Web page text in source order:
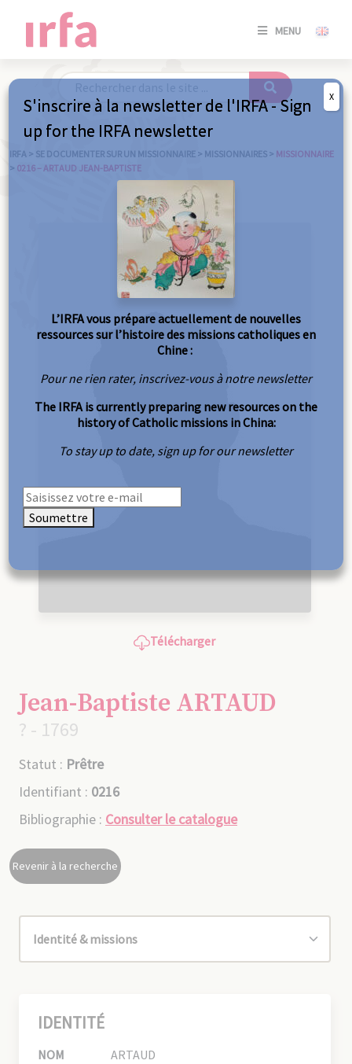
MENU
SE
/
IRFA > SE DOCUMENTER SUR UN MISSIONNAIRE > MISSIONNAIRES > MISSIONNAIRE
> 0216 – ARTAUD JEAN-BAPTISTE
Télécharger
Jean-Baptiste ARTAUD
? - 1769
Statut : Prêtre
Identifiant : 0216
Bibliographie : Consulter le catalogue
Revenir à la recherche
IDENTITÉ
NOM
ARTAUD
S'inscrire à la newsletter de l'IRFA - Sign
up for the IRFA newsletter
L’IRFA vous prépare actuellement de nouvelles
ressources sur l’histoire des missions catholiques en
Chine :
Pour ne rien rater, inscrivez-vous à notre newsletter
The IRFA is currently preparing new resources on the
history of Catholic missions in China:
To stay up to date, sign up for our newsletter
Soumettre
X